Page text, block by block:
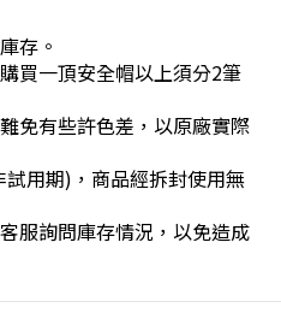
存。
買一頂安全帽以上須分2筆
免有些許色差，以原廠實際
試用期)，商品經拆封使用無
服詢問庫存情況，以免造成